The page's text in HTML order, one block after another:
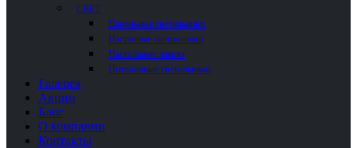
СВЕТ
Напольные светильники
Настенные светильники
Настольные лампы
Потолочные светильники
Галерея
Акции
Блог
О компании
Контакты